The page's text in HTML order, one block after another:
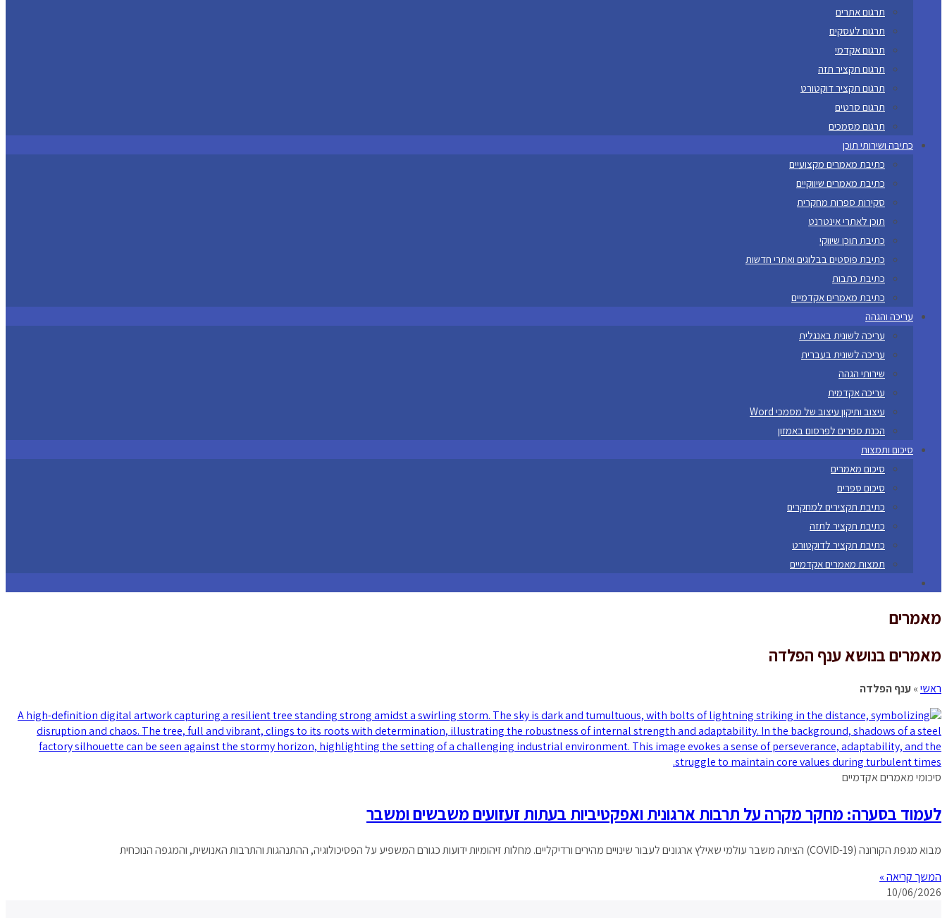
תרגום אתרים
תרגום לעסקים
תרגום אקדמי
תרגום תקציר תזה
תרגום תקציר דוקטורט
תרגום סרטים
תרגום מסמכים
כתיבה ושירותי תוכן
כתיבת מאמרים מקצועיים
כתיבת מאמרים שיווקיים
סקירות ספרות מחקרית
תוכן לאתרי אינטרנט
כתיבת תוכן שיווקי
כתיבת פוסטים בבלוגים ואתרי חדשות
כתיבת כתבות
כתיבת מאמרים אקדמיים
עריכה והגהה
עריכה לשונית באנגלית
עריכה לשונית בעברית
שירותי הגהה
עריכה אקדמית
עיצוב ותיקון עיצוב של מסמכי Word
הכנת ספרים לפרסום באמזון
סיכום ותמצות
סיכום מאמרים
סיכום ספרים
כתיבת תקצירים למחקרים
כתיבת תקציר לתזה
כתיבת תקציר לדוקטורט
תמצות מאמרים אקדמיים
search
מאמרים
מאמרים בנושא ענף הפלדה
ראשי»ענף הפלדה
סיכומי מאמרים אקדמיים
לעמוד בסערה: מחקר מקרה על תרבות ארגונית ואפקטיביות בעתות זעזועים משבשים ומשבר
מבוא מגפת הקורונה (COVID-19) הציתה משבר עולמי שאילץ ארגונים לעבור שינויים מהירים ורדיקליים. מחלות זיהומיות ידועות כגורם המשפיע על הפסיכולוגיה, ההתנהגות והתרבות האנושית, והמגפה הנוכחית
המשך קריאה »
10/06/2026